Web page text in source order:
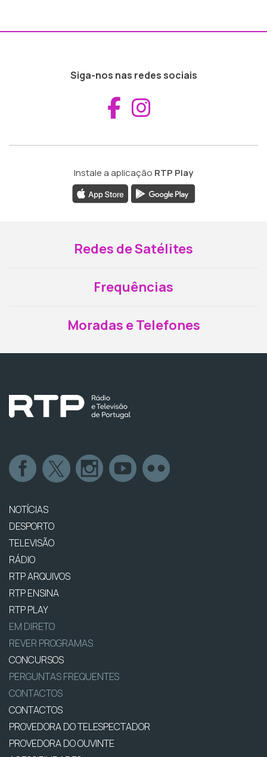
Siga-nos nas redes sociais
Aceder ao
Instale a aplicação RTP Play
Redes de Satélites
Frequências
Moradas e Telefones
NOTÍCIAS
DESPORTO
TELEVISÃO
RÁDIO
RTP ARQUIVOS
RTP ENSINA
RTP PLAY
EM DIRETO
REVER PROGRAMAS
CONCURSOS
PERGUNTAS FREQUENTES
CONTACTOS
CONTACTOS
PROVEDORA DO TELESPECTADOR
PROVEDORA DO OUVINTE